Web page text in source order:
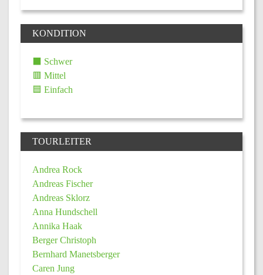
KONDITION
⬛ Schwer
🟥 Mittel
🟦 Einfach
TOURLEITER
Andrea Rock
Andreas Fischer
Andreas Sklorz
Anna Hundschell
Annika Haak
Berger Christoph
Bernhard Manetsberger
Caren Jung